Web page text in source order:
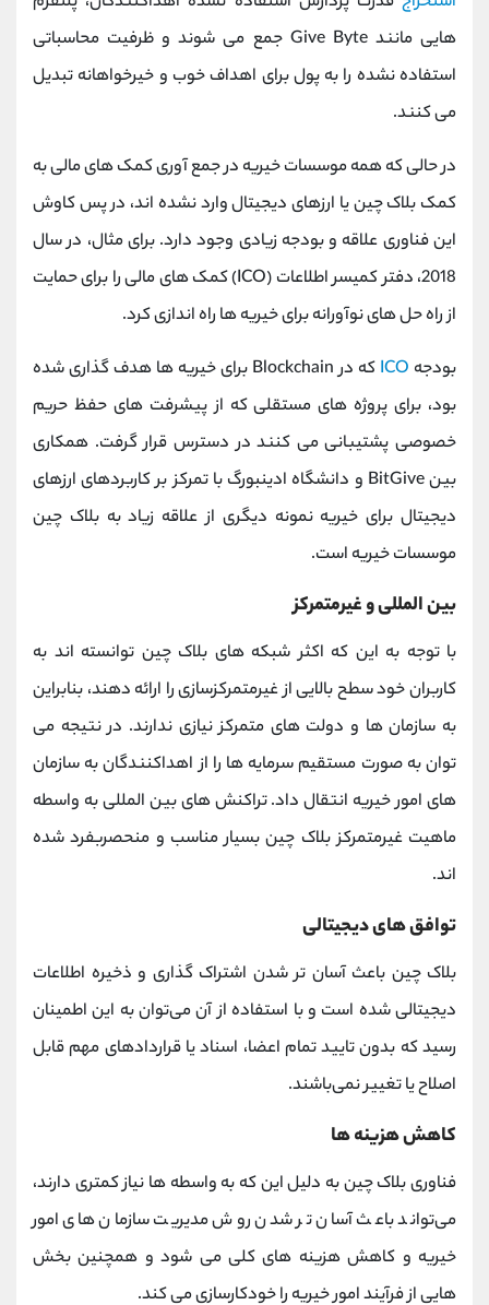
هایی مانند Give Byte جمع می شوند و ظرفیت محاسباتی
استفاده نشده را به پول برای اهداف خوب و خیرخواهانه تبدیل
می کنند.
در حالی که همه موسسات خیریه در جمع آوری کمک های مالی به
کمک بلاک چین یا ارزهای دیجیتال وارد نشده اند، در پس کاوش
این فناوری علاقه و بودجه زیادی وجود دارد. برای مثال، در سال
2018، دفتر کمیسر اطلاعات (ICO) کمک های مالی را برای حمایت
از راه حل های نوآورانه برای خیریه ها راه اندازی کرد.
بودجه ICO
که در Blockchain برای خیریه ها هدف گذاری شده
بود، برای پروژه های مستقلی که از پیشرفت های حفظ حریم
خصوصی پشتیبانی می کنند در دسترس قرار گرفت. همکاری
بین BitGive و دانشگاه ادینبورگ با تمرکز بر کاربردهای ارزهای
دیجیتال برای خیریه نمونه دیگری از علاقه زیاد به بلاک چین
موسسات خیریه است.
بین المللی و غیرمتمرکز
با توجه به این که اکثر شبکه های بلاک چین توانسته اند به
کاربران خود سطح بالایی از غیرمتمرکزسازی را ارائه ‌دهند، بنابراین
به سازمان ها و دولت های متمرکز نیازی ندارند. در نتیجه می
توان به صورت مستقیم سرمایه ها را از اهداکنندگان به سازمان
های امور خیریه انتقال داد. تراکنش های بین المللی به واسطه
ماهیت غیرمتمرکز بلاک چین بسیار مناسب و منحصربفرد شده
اند.
توافق های دیجیتالی
بلاک چین باعث آسان تر شدن اشتراک گذاری و ذخیره اطلاعات
دیجیتالی شده است و با استفاده از آن می‌توان به این اطمینان
رسید که بدون تایید تمام اعضا، اسناد یا قراردادهای مهم قابل
اصلاح یا تغییر نمی‌باشند.
کاهش هزینه ها
فناوری بلاک چین به دلیل این که به واسطه ها نیاز کمتری دارند،
می‌تواند باعث آسان تر شدن روش مدیریت سازمان های امور
خیریه و کاهش هزینه های کلی می شود و همچنین بخش
هایی از فرآیند امور خیریه را خودکارسازی می کند.